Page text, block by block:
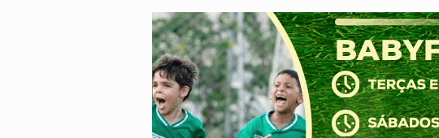
CLUBE DOS R$ 00,00:21 candidatos declaram
INTERIOR:Ouro Preto do Oeste realiza Cavalgada da
DESENVOLVIMENTO:Ideb avança nos anos iniciais
VULGO 'UNIÃO':Chefe de facção criminosa é preso